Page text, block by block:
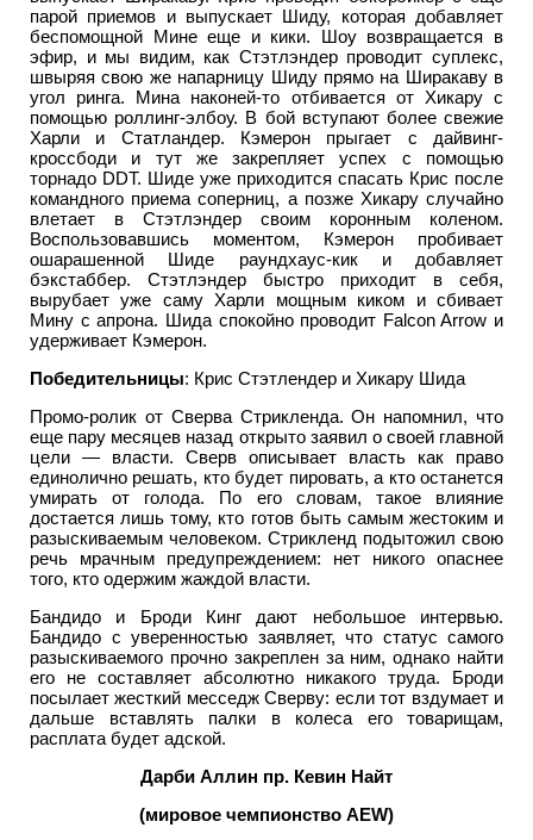
парой приемов и выпускает Шиду, которая добавляет
беспомощной Мине еще и кики. Шоу возвращается в
эфир, и мы видим, как Стэтлэндер проводит суплекс,
швыряя свою же напарницу Шиду прямо на Ширакаву в
угол ринга. Мина наконей-то отбивается от Хикару с
помощью роллинг-элбоу. В бой вступают более свежие
Харли и Статландер. Кэмерон прыгает с дайвинг-
кроссбоди и тут же закрепляет успех с помощью
торнадо DDT. Шиде уже приходится спасать Крис после
командного приема соперниц, а позже Хикару случайно
влетает в Стэтлэндер своим коронным коленом.
Воспользовавшись моментом, Кэмерон пробивает
ошарашенной Шиде раундхаус-кик и добавляет
бэкстаббер. Стэтлэндер быстро приходит в себя,
вырубает уже саму Харли мощным киком и сбивает
Мину с апрона. Шида спокойно проводит Falcon Arrow и
удерживает Кэмерон.
Победительницы: Крис Стэтлендер и Хикару Шида
Промо-ролик от Сверва Стрикленда. Он напомнил, что
еще пару месяцев назад открыто заявил о своей главной
цели — власти. Сверв описывает власть как право
единолично решать, кто будет пировать, а кто останется
умирать от голода. По его словам, такое влияние
достается лишь тому, кто готов быть самым жестоким и
разыскиваемым человеком. Стрикленд подытожил свою
речь мрачным предупреждением: нет никого опаснее
того, кто одержим жаждой власти.
Бандидо и Броди Кинг дают небольшое интервью.
Бандидо с уверенностью заявляет, что статус самого
разыскиваемого прочно закреплен за ним, однако найти
его не составляет абсолютно никакого труда. Броди
посылает жесткий месседж Сверву: если тот вздумает и
дальше вставлять палки в колеса его товарищам,
расплата будет адской.
Дарби Аллин пр. Кевин Найт
(мировое чемпионство AEW)